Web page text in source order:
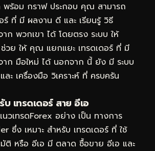
พร้อม กราฟ ประกอบ คุณ สามารถ
ร์ ที่ มี ผลงาน ดี และ เรียนรู้ วิธี
าก พวกเขา ได้ โดยตรง ระบบ ให้
วย ให้ คุณ แยกแยะ เทรดเดอร์ ที่ มี
ก มือใหม่ ได้ นอกจาก นี้ ยัง มี ระบบ
ละ เครื่องมือ วิเคราะห์ ที่ ครบครัน
เทรดเดอร์ สาย อีเอ
นวเทรดForex อย่าง เป็น ทางการ
ซึ่ง เหมาะ สำหรับ เทรดเดอร์ ที่ ใช้
มัติ หรือ อีเอ มี ตลาด ซื้อขาย อีเอ และ